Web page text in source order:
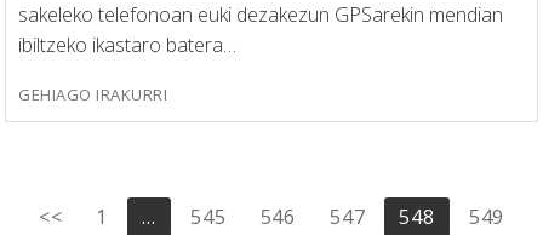
sakeleko telefonoan euki dezakezun GPSarekin mendian
ibiltzeko ikastaro batera…
GEHIAGO IRAKURRI
Posts
<< 1 … 545 546 547 548
549